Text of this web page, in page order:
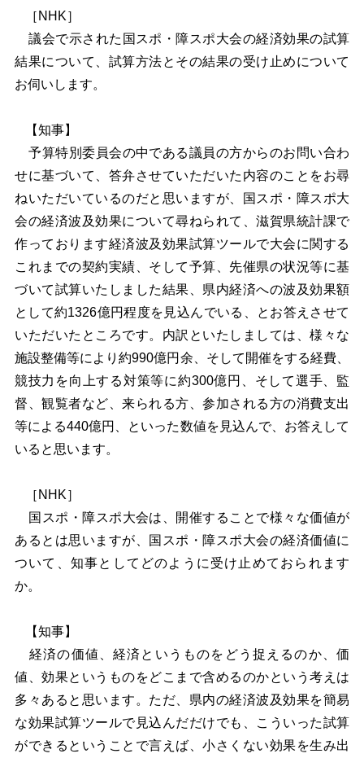
［NHK］
議会で示された国スポ・障スポ大会の経済効果の試算
結果について、試算方法とその結果の受け止めについて
お伺いします。
【知事】
予算特別委員会の中である議員の方からのお問い合わ
せに基づいて、答弁させていただいた内容のことをお尋
ねいただいているのだと思いますが、国スポ・障スポ大
会の経済波及効果について尋ねられて、滋賀県統計課で
作っております経済波及効果試算ツールで大会に関する
これまでの契約実績、そして予算、先催県の状況等に基
づいて試算いたしました結果、県内経済への波及効果額
として約1326億円程度を見込んでいる、とお答えさせて
いただいたところです。内訳といたしましては、様々な
施設整備等により約990億円余、そして開催をする経費、
競技力を向上する対策等に約300億円、そして選手、監
督、観覧者など、来られる方、参加される方の消費支出
等による440億円、といった数値を見込んで、お答えして
いると思います。
［NHK］
国スポ・障スポ大会は、開催することで様々な価値が
あるとは思いますが、国スポ・障スポ大会の経済価値に
ついて、知事としてどのように受け止めておられます
か。
【知事】
経済の価値、経済というものをどう捉えるのか、価
値、効果というものをどこまで含めるのかという考えは
多々あると思います。ただ、県内の経済波及効果を簡易
な効果試算ツールで見込んだだけでも、こういった試算
ができるということで言えば、小さくない効果を生み出